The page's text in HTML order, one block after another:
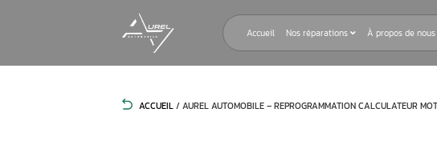
Accueil Nos réparations